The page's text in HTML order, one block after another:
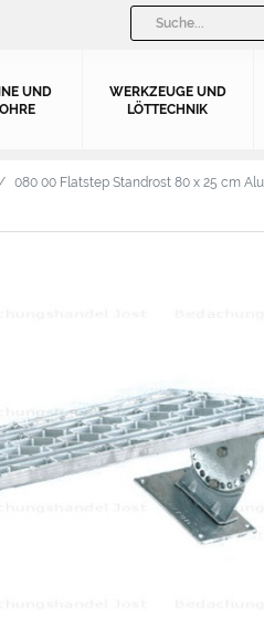
UND
WERKZEUGE UND
LÖTTECHNIK
080 00 Flatstep Standrost 80 x 25 cm